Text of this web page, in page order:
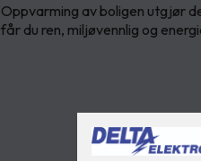
Oppvarming av boligen utgjør
får du ren, miljøvennlig og